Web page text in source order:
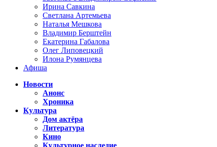
Ирина Савкина
Светлана Артемьева
Наталья Мешкова
Владимир Берштейн
Екатерина Габалова
Олег Липовецкий
Илона Румянцева
Афиша
Новости
Анонс
Хроника
Культура
Дом актёра
Литература
Кино